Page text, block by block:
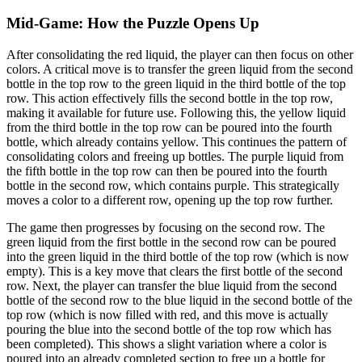
Mid-Game: How the Puzzle Opens Up
After consolidating the red liquid, the player can then focus on other
colors. A critical move is to transfer the green liquid from the second
bottle in the top row to the green liquid in the third bottle of the top
row. This action effectively fills the second bottle in the top row,
making it available for future use. Following this, the yellow liquid
from the third bottle in the top row can be poured into the fourth
bottle, which already contains yellow. This continues the pattern of
consolidating colors and freeing up bottles. The purple liquid from
the fifth bottle in the top row can then be poured into the fourth
bottle in the second row, which contains purple. This strategically
moves a color to a different row, opening up the top row further.
The game then progresses by focusing on the second row. The
green liquid from the first bottle in the second row can be poured
into the green liquid in the third bottle of the top row (which is now
empty). This is a key move that clears the first bottle of the second
row. Next, the player can transfer the blue liquid from the second
bottle of the second row to the blue liquid in the second bottle of the
top row (which is now filled with red, and this move is actually
pouring the blue into the second bottle of the top row which has
been completed). This shows a slight variation where a color is
poured into an already completed section to free up a bottle for